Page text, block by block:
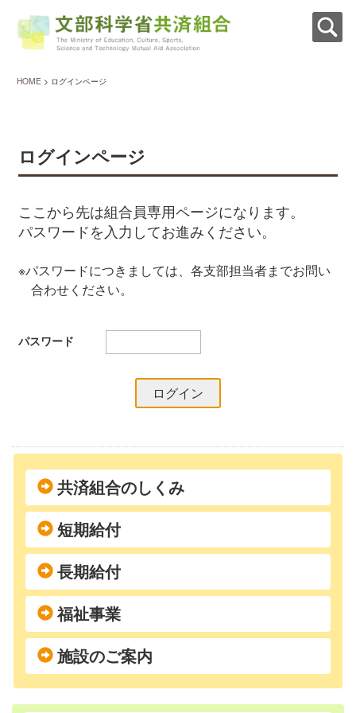
HOME > ログインページ
ログインページ
ここから先は組合員専用ページになります。
パスワードを入力してお進みください。
※パスワードにつきましては、各支部担当者までお問い
合わせください。
パスワード
共済組合のしくみ
短期給付
長期給付
福祉事業
施設のご案内